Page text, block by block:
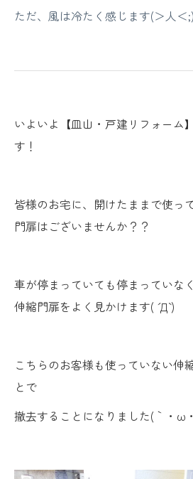
ただ、風は冷たく感じます(＞人＜;)
いよいよ【皿山・戸建リフォーム
す！
皆様のお宅に、開けたままで使っ
門扉はございませんか？？
車が停まっていても停まっていな
伸縮門扉をよく見かけます( ´ Д` )
こちらのお客様も使っていない伸
とで
撤去することになりました(｀・ω